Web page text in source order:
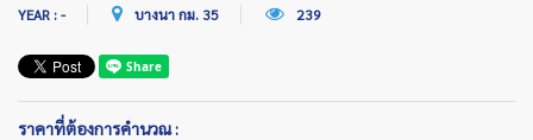
YEAR : - บางนา กม. 35 239
ราคาที่ต้องการคำนวณ :